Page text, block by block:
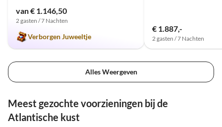
van € 1.146,50
2 gasten / 7 Nachten
Verborgen Juweeltje
€ 1.887,-
2 gasten / 7 Nachten
Alles Weergeven
Meest gezochte voorzieningen bij de
Atlantische kust